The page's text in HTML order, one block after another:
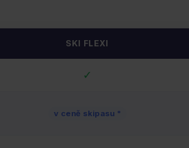
SKI FLEXI
✓
v ceně skipasu *